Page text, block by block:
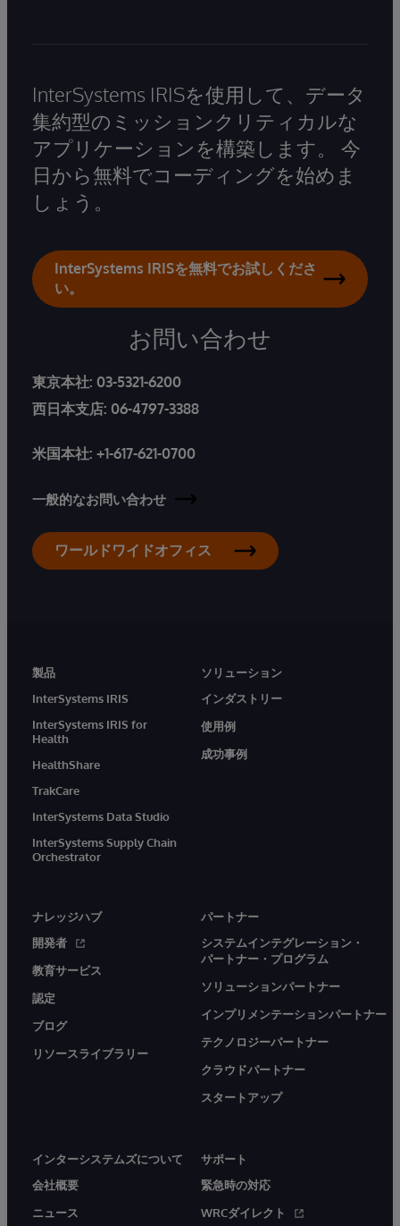
InterSystems IRISを使用して、データ
集約型のミッションクリティカルな
アプリケーションを構築します。 今
日から無料でコーディングを始めま
しょう。
InterSystems IRISを無料でお試しくださ
い。
お問い合わせ
東京本社: 03-5321-6200
西日本支店: 06-4797-3388
米国本社: +1-617-621-0700
一般的なお問い合わせ
ワールドワイドオフィス
製品
InterSystems IRIS
InterSystems IRIS for
Health
HealthShare
TrakCare
InterSystems Data Studio
InterSystems Supply Chain
Orchestrator
ソリューション
インダストリー
使用例
成功事例
ナレッジハブ
開発者
教育サービス
認定
ブログ
リソースライブラリー
パートナー
システムインテグレーション・
パートナー・プログラム
ソリューションパートナー
インプリメンテーションパートナー
テクノロジーパートナー
クラウドパートナー
スタートアップ
インターシステムズについて
会社概要
ニュース
サポート
緊急時の対応
WRCダイレクト